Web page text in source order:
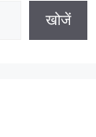
खोजें